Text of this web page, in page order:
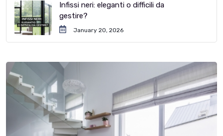
Infissi neri: eleganti o difficili da
gestire?
January 20, 2026